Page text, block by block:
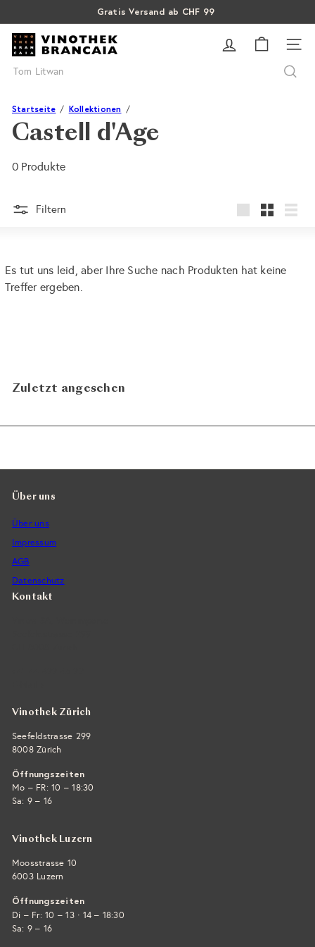
zum
Inhalt
Pause
Gratis Versand ab CHF 99
Über 15% Rabatt auf Sommer Weine
SALE: Bis zu 40% auf letzte Flaschen
V
i
n
t
h
e
a
i
a
Suche
Startseite Kollektionen
Castell d'Age
0 Produkte
Filtern
Es tut uns leid, aber Ihre Suche nach Produkten hat keine
Treffer ergeben.
Zuletzt angesehen
Über uns
Über uns
Impressum
AGB
Datenschutz
Kontakt
Vinothek Zürich
Seefeldstrasse 299
8008 Zürich
Öffnungszeiten
Mo – FR: 10 – 18:30
Sa: 9 – 16
Vinothek Luzern
Moosstrasse 10
6003 Luzern
Öffnungszeiten
Di – Fr: 10 – 13 · 14 – 18:30
Sa: 9 – 16